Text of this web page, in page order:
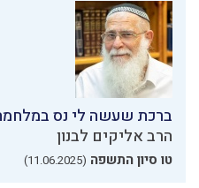
ברכת שעשה לי נס
הרב אליקים לבנון
טו סיון התשפה (11.06.2025)